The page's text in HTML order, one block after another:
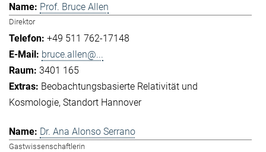
Prof. Bruce Allen
Direktor
+49 511 762-17148
bruce.allen@...
3401 165
Beobachtungsbasierte Relativität und
Kosmologie Standort Hannover
Dr. Ana Alonso Serrano
Gastwissenschaftlerin